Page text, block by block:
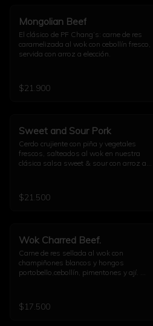
Mongolian Beef
El clásico de PF Chang’s: carne de res
caramelizada al wok con cebollín fresco,
servida con arroz a elección.
$21.900
Sweet and Sour Pork
Cerdo crujiente con piña y vegetales
frescos, salteados al wok en nuestra
clásica salsa sweet & sour con arroz a
$21.500
Wok Charred Beef.
Carne de res sellada al wok con
champiñones blancos y hongos
portobello,cebollín, pimentones y ají.
$17.500